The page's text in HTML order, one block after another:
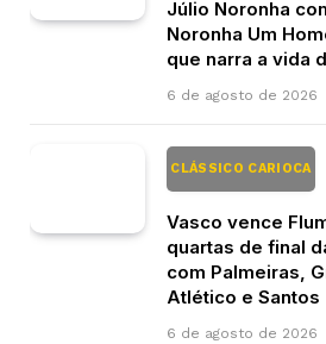
Júlio Noronha
Noronha Um
que narra a vida
6 de agosto de 2026
CLÁSSICO CARIOCA
Vasco vence
quartas de final
com Palmeiras,
Atlético e Santos
6 de agosto de 2026